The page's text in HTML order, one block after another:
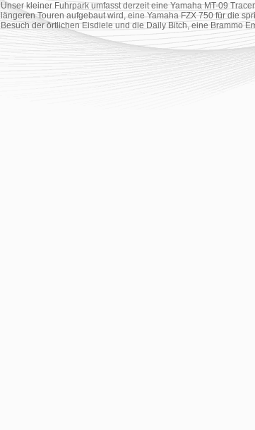
Unser kleiner Fuhrpark umfasst derzeit eine Yamaha MT-09
längeren Touren aufgebaut wird, eine Yamaha FZX 750 für die
Besuch der örtlichen Eisdiele und die Daily Bitch, eine Brammo